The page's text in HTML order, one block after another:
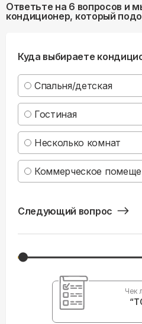
Ответьте на 6 вопросов и
кондиционер, который
Куда выбираете
Спальня/детская
Гостиная
Несколько комнат
Коммерческое
Следующий вопрос
Чек